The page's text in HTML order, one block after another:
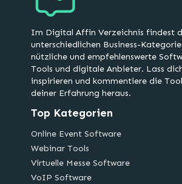
Im Digital Affin Verzeichnis findest
unterschiedlichen Business-
nützliche und empfehlenswerte
Tools und digitale Anbieter. Lass
inspirieren und kommentiere die
deiner Erfahrung heraus.
Top Kategorien
Online Event Software
Webinar Tools
Virtuelle Messe Software
VoIP Software